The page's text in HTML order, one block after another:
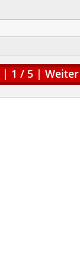
| 1 / 5 | Weiter